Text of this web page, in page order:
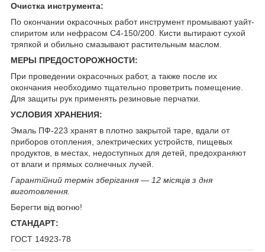
Очистка инструмента:
По окончании окрасочных работ инструмент промывают уайт-
спиритом или нефрасом С4-150/200. Кисти вытирают сухой
тряпкой и обильно смазывают растительным маслом.
МЕРЫ ПРЕДОСТОРОЖНОСТИ:
При проведении окрасочных работ, а также после их
окончания необходимо тщательно проветрить помещение.
Для защиты рук применять резиновые перчатки.
УСЛОВИЯ ХРАНЕНИЯ:
Эмаль ПФ-223 хранят в плотно закрытой таре, вдали от
приборов отопления, электрических устройств, пищевых
продуктов, в местах, недоступных для детей, предохраняют
от влаги и прямых солнечных лучей.
Гарантійний термін зберігання — 12 місяців з дня
виготовлення.
Берегти від вогню!
СТАНДАРТ:
ГОСТ 14923-78